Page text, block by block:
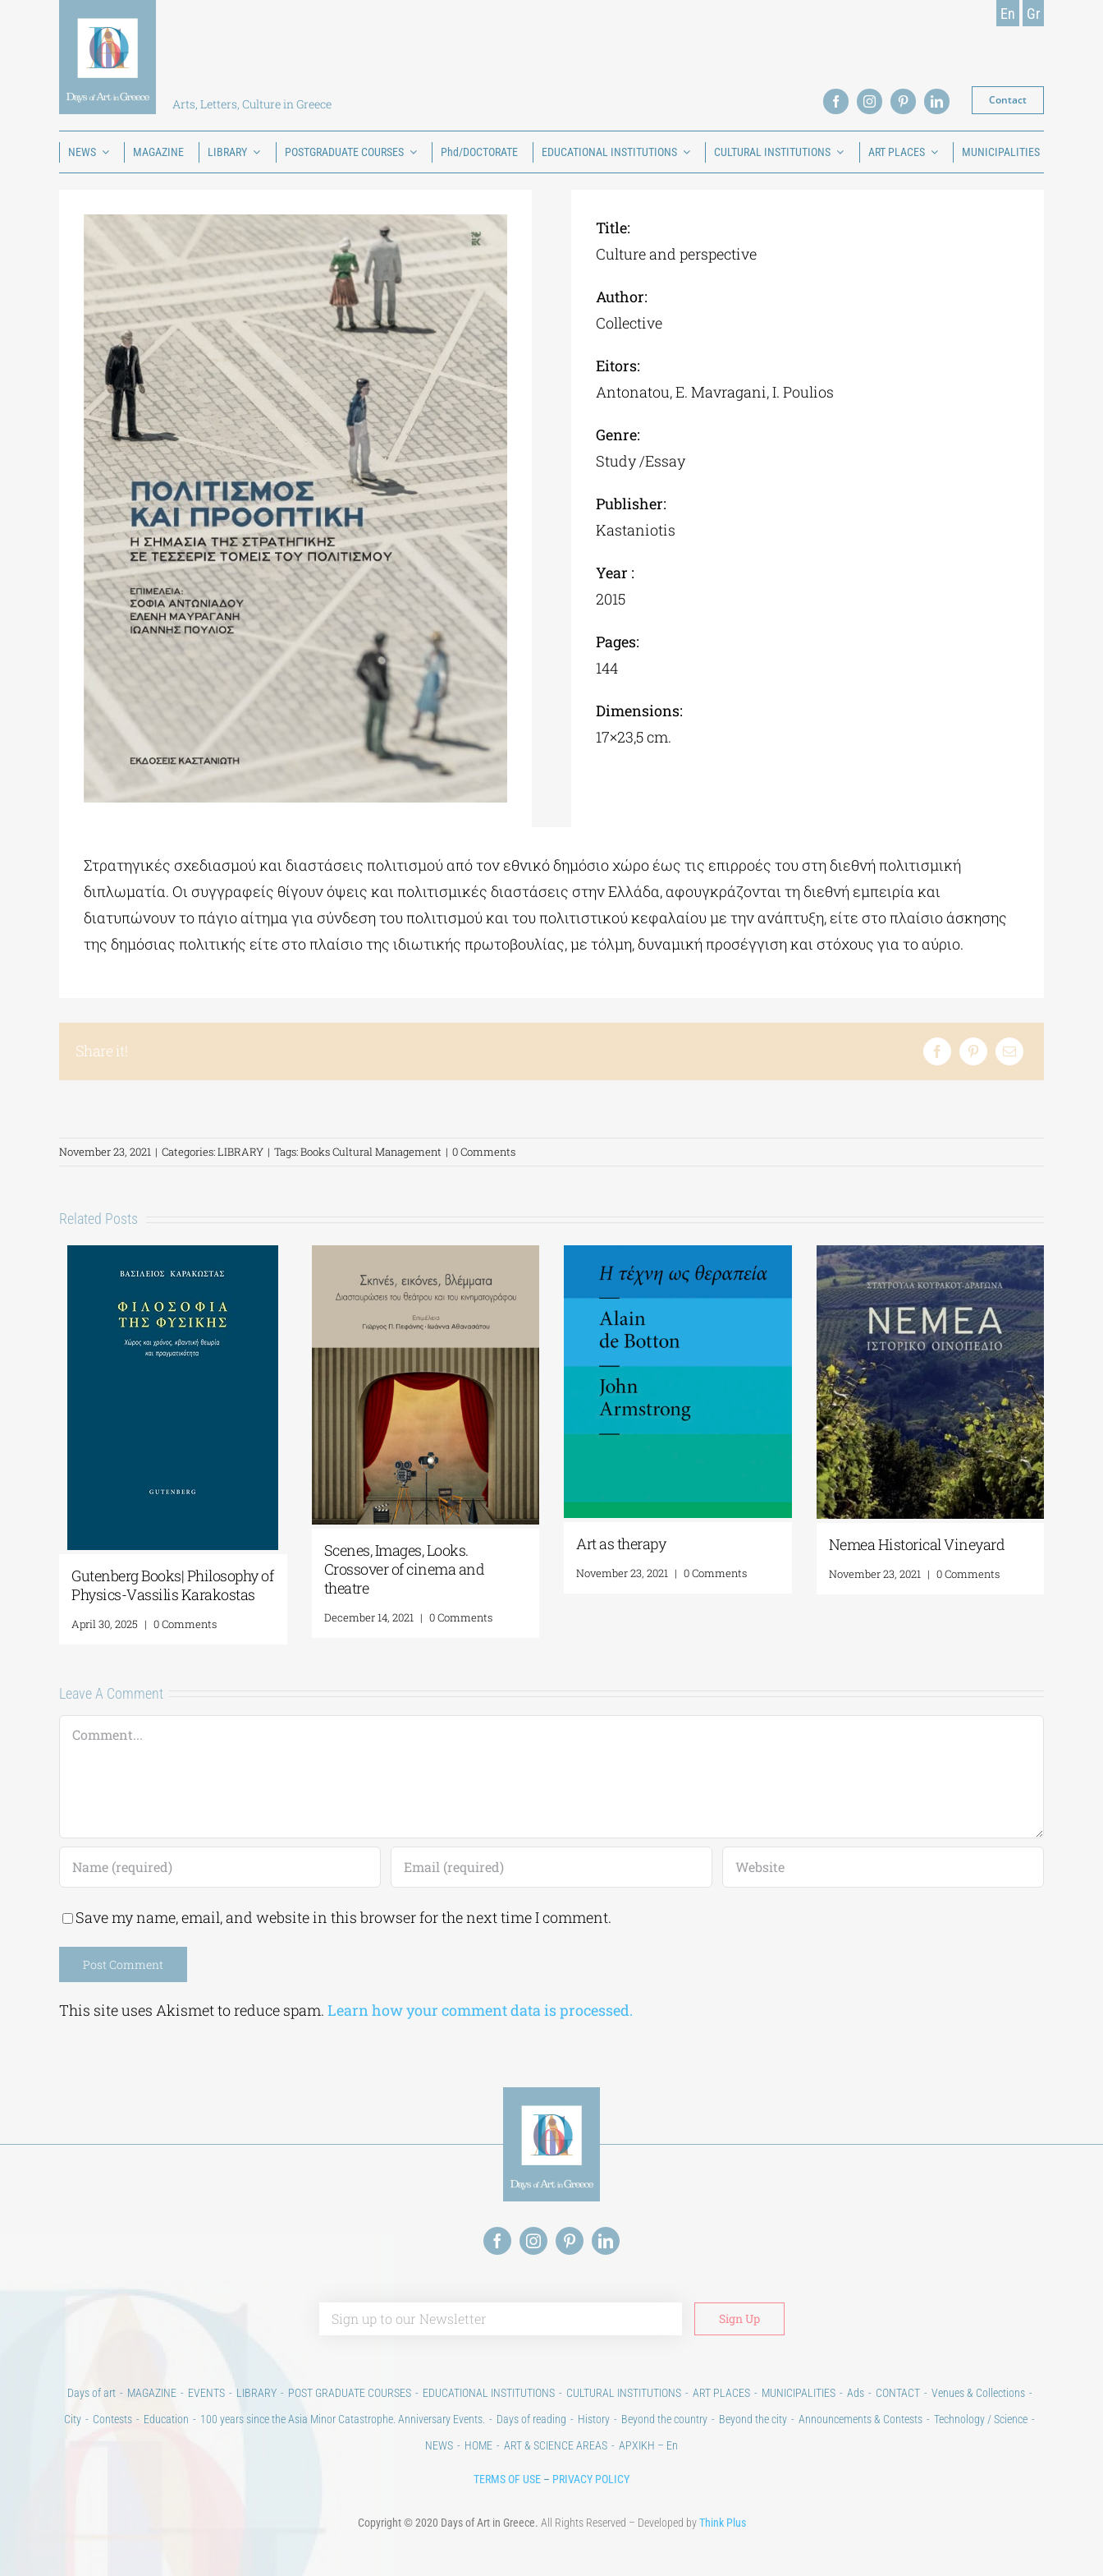
Arts, Letters, Culture in Greece
En Gr
Contact
NEWS MAGAZINE LIBRARY POSTGRADUATE COURSES Phd/DOCTORATE EDUCATIONAL INSTITUTIONS CULTURAL INSTITUTIONS ART PLACES MUNICIPALITIES
Title:
Culture and perspective
Author:
Collective
Eitors:
Antonatou, E. Mavragani, I. Poulios
Genre:
Study /Essay
Publisher:
Kastaniotis
Year :
2015
Pages:
144
Dimensions:
17×23,5 cm.
Στρατηγικές σχεδιασμού και διαστάσεις πολιτισμού από τον εθνικό δημόσιο χώρο έως τις επιρροές του στη διεθνή πολιτισμική
διπλωματία. Οι συγγραφείς θίγουν όψεις και πολιτισμικές διαστάσεις στην Ελλάδα, αφουγκράζονται τη διεθνή εμπειρία και
διατυπώνουν το πάγιο αίτημα για σύνδεση του πολιτισμού και του πολιτιστικού κεφαλαίου με την ανάπτυξη, είτε στο πλαίσιο άσκησης
της δημόσιας πολιτικής είτε στο πλαίσιο της ιδιωτικής πρωτοβουλίας, με τόλμη, δυναμική προσέγγιση και στόχους για το αύριο.
Share it!
November 23, 2021 | Categories:LIBRARY | Tags:Books Cultural Management | 0 Comments
Related Posts
Gutenberg Books| Philosophy of
Physics-Vassilis Karakostas
April 30, 2025 | 0 Comments
Scenes, Images, Looks.
Crossover of cinema and
theatre
December 14, 2021 | 0 Comments
Art as therapy
November 23, 2021 | 0 Comments
Nemea Historical Vineyard
November 23, 2021 | 0 Comments
Leave A Comment
Comment
Save my name, email, and website in this browser for the next time I comment.
This site uses Akismet to reduce spam. Learn how your comment data is processed.
Alternative:
Days of art MAGAZINE EVENTS LIBRARY POST GRADUATE COURSES EDUCATIONAL INSTITUTIONS CULTURAL INSTITUTIONS ART PLACES MUNICIPALITIES Ads CONTACT
Venues & Collections
City
Contests Education 100 years since the Asia Minor Catastrophe. Anniversary Events. Days of reading History Beyond the country Beyond the city Announcements & Contests
Technology / Science
NEWS
HOME ART & SCIENCE AREAS ΑΡΧΙΚΗ – En
TERMS OF USE – PRIVACY POLICY
Copyright © 2020 Days of Art in Greece. All Rights Reserved – Developed byThink Plus